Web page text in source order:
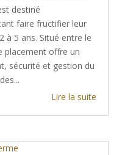
destiné
faire fructifier leur
à 5 ans. Situé entre le
placement offre un
sécurité et gestion du
Lire la suite